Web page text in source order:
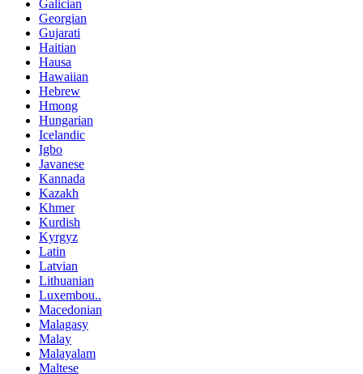
Galician
Georgian
Gujarati
Haitian
Hausa
Hawaiian
Hebrew
Hmong
Hungarian
Icelandic
Igbo
Javanese
Kannada
Kazakh
Khmer
Kurdish
Kyrgyz
Latin
Latvian
Lithuanian
Luxembou..
Macedonian
Malagasy
Malay
Malayalam
Maltese